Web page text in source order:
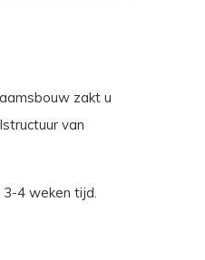
zakt u
van
4 weken tijd.